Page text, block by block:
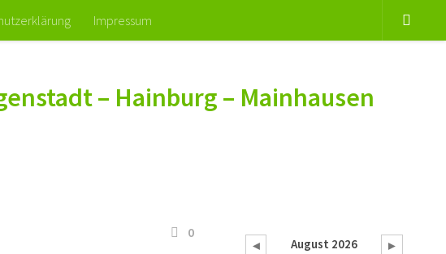
Impressum
– Hainburg – Mainhausen
0
◄ August 2026
►